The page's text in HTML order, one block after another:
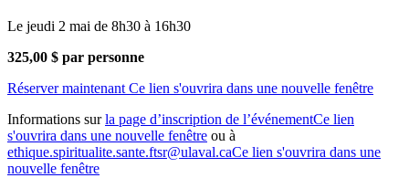
Le jeudi 2 mai de 8h30 à 16h30
325,00 $ par personne
Réserver maintenant Ce lien s'ouvrira dans une nouvelle fenêtre
Informations surla page d’inscription de l’événementCe lien
s'ouvrira dans une nouvelle fenêtre ou à
ethique.spiritualite.sante.ftsr@ulaval.caCe lien s'ouvrira dans une
nouvelle fenêtre